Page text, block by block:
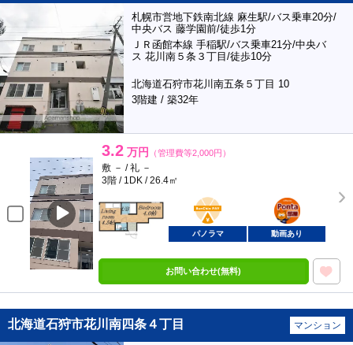
札幌市営地下鉄南北線 麻生駅/バス乗車20分/
中央バス 藤学園前/徒歩1分
ＪＲ函館本線 手稲駅/バス乗車21分/中央バ
ス 花川南５条３丁目/徒歩10分
北海道石狩市花川南五条５丁目 10
3階建 / 築32年
3.2 万円 （管理費等2,000円）
敷 － / 礼 －
3階 / 1DK / 26.4㎡
BunChinPAY
ポンタ
部屋
パノラマ 動画あり
お問い合わせ(無料)
北海道石狩市花川南四条４丁目 マンション